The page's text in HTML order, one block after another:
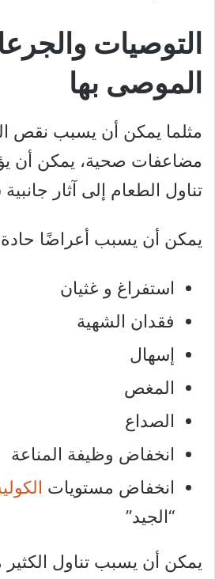
التوصيات
الموصى بها
مثلما يمكن أن يسبب نقص
مضاعفات صحية، يمكن أن
تناول الطعام إلى آثار
يمكن أن يسبب أعراضًا
استفراغ و غثيان
فقدان الشهية
إسهال
المغص
الصداع
انخفاض وظيفة المناعة
انخفاض مستويات
“الجيد”
يمكن أن يسبب تناول الكثير